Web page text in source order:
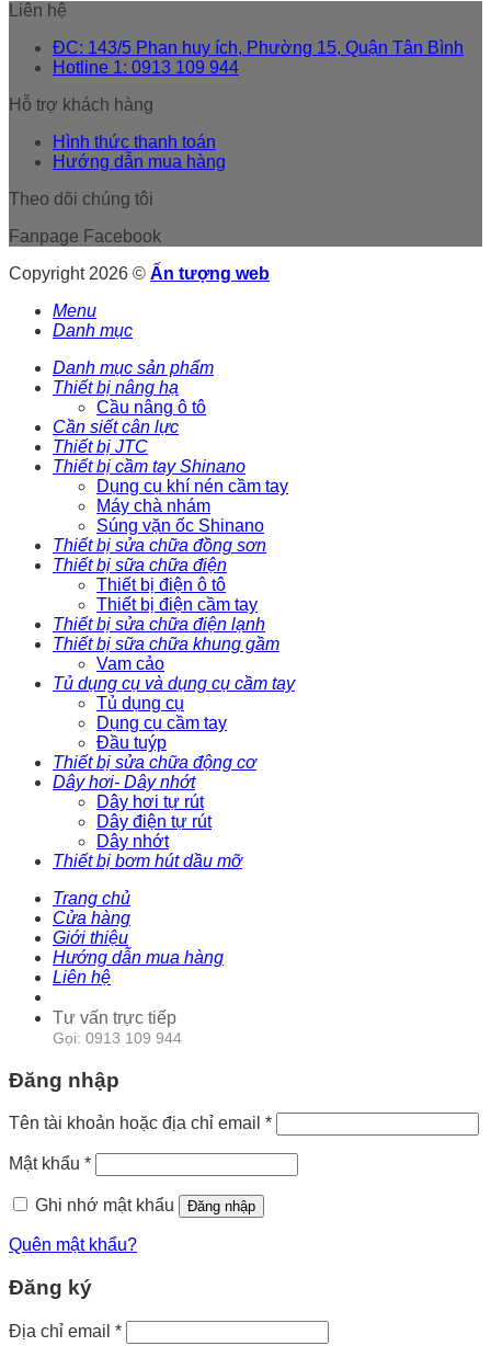
Liên hệ
ĐC: 143/5 Phan huy ích, Phường 15, Quận Tân Bình
Hotline 1: 0913 109 944
Hỗ trợ khách hàng
Hình thức thanh toán
Hướng dẫn mua hàng
Theo dõi chúng tôi
Fanpage Facebook
Copyright 2026 © Ấn tượng web
Menu
Danh mục
Danh mục sản phẩm
Thiết bị nâng hạ
Cầu nâng ô tô
Cần siết cân lực
Thiết bị JTC
Thiết bị cầm tay Shinano
Dụng cụ khí nén cầm tay
Máy chà nhám
Súng vặn ốc Shinano
Thiết bị sửa chữa đồng sơn
Thiết bị sữa chữa điện
Thiết bị điện ô tô
Thiết bị điện cầm tay
Thiết bị sửa chữa điện lạnh
Thiết bị sữa chữa khung gầm
Vam cảo
Tủ dụng cụ và dụng cụ cầm tay
Tủ dụng cụ
Dụng cụ cầm tay
Đầu tuýp
Thiết bị sửa chữa động cơ
Dây hơi- Dây nhớt
Dây hơi tự rút
Dây điện tự rút
Dây nhớt
Thiết bị bơm hút dầu mỡ
Trang chủ
Cửa hàng
Giới thiệu
Hướng dẫn mua hàng
Liên hệ
Tư vấn trực tiếp
Gọi: 0913 109 944
Đăng nhập
Tên tài khoản hoặc địa chỉ email *
Mật khẩu *
Ghi nhớ mật khẩu Đăng nhập
Quên mật khẩu?
Đăng ký
Địa chỉ email *